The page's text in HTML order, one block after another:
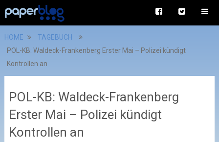
HOME
TAGEBUCH
POL-KB: Waldeck-Frankenberg Erster Mai – Polizei kündigt
Kontrollen an
POL-KB: Waldeck-Frankenberg
Erster Mai – Polizei kündigt
Kontrollen an